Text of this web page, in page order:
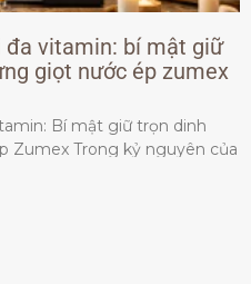
đa vitamin: bí mật giữ
giọt nước ép zumex
Bí mật giữ trọn dinh
Zumex Trong kỷ nguyên của